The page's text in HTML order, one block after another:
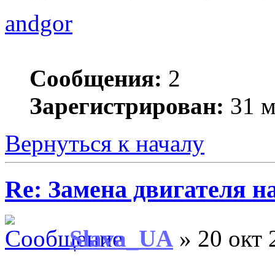
andgor
Сообщения: 2
Зарегистрирован: 31
Вернуться к началу
Re: Замена двигателя
Slava_UA » 20 окт